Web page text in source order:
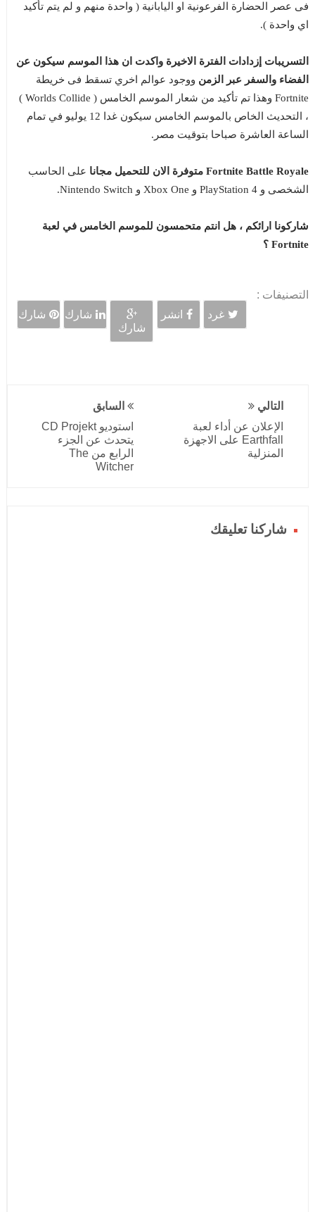
فى عصر الحضارة الفرعونية او اليابانية ( واحدة منهم و لم يتم تأكيد
اي واحدة ).
التسريبات إزدادات الفترة الاخيرة واكدت ان هذا الموسم سيكون عن
الفضاء والسفر عبر الزمن ووجود عوالم اخري تسقط فى خريطة
Fortnite وهذا تم تأكيد من شعار الموسم الخامس ( Worlds Collide )
، التحديث الخاص بالموسم الخامس سيكون غدا 12 يوليو في تمام
الساعة العاشرة صباحا بتوقيت مصر.
Fortnite Battle Royale متوفرة الان للتحميل مجانا
على الحاسب
الشخصى و PlayStation 4 و Xbox One و Nintendo Switch.
شاركونا ارائكم ، هل انتم متحمسون للموسم الخامس في لعبة
Fortnite ؟
التصنيفات :
غرد
انشر
شارك
شارك شارك
التالي
الإعلان عن أداء لعبة
Earthfall على الاجهزة
المنزلية
السابق
استوديو CD Projekt
يتحدث عن الجزء
الرابع من The
Witcher
شاركنا تعليقك